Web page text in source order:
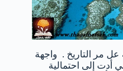
مر التاريخ . واجهة
أدت إلى احتمالية